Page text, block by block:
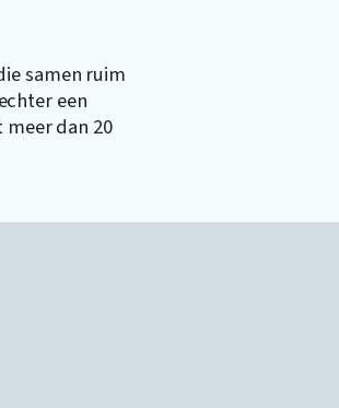
samen ruim
een
meer dan 20